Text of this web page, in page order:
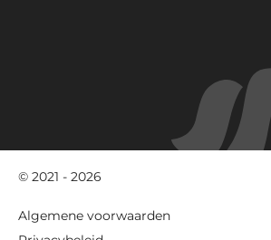
© 2021 - 2026
Footer
Algemene voorwaarden